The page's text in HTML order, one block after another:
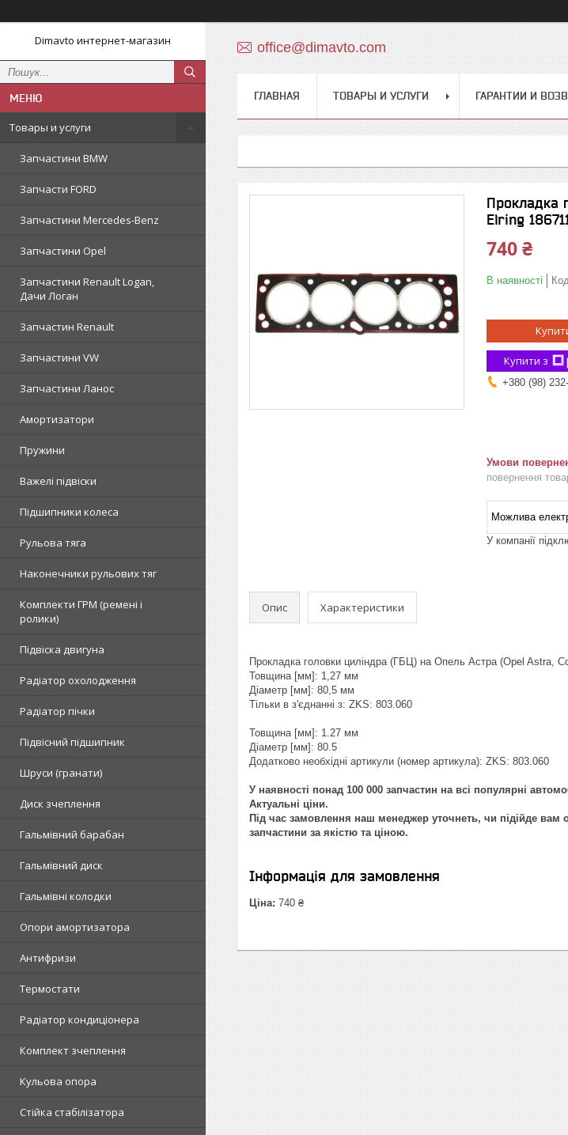
Dimavto интернет-магазин
Товары и услуги
Запчастини BMW
Запчасти FORD
Запчастини Mercedes-Benz
Запчастини Opel
Запчастини Renault Logan,
Дачи Логан
Запчастин Renault
Запчастини VW
Запчастини Ланос
Амортизатори
Пружини
Важелі підвіски
Підшипники колеса
Рульова тяга
Наконечники рульових тяг
Комплекти ГРМ (ремені і
ролики)
Підвіска двигуна
Радіатор охолодження
Радіатор пічки
Підвісний підшипник
Шруси (гранати)
Диск зчеплення
Гальмівний барабан
Гальмівний диск
Гальмівні колодки
Опори амортизатора
Антифризи
Термостати
Радіатор кондиціонера
Комплект зчеплення
Кульова опора
Стійка стабілізатора
office@dimavto.com
ГЛАВНАЯ ТОВАРЫ И УСЛУГИ ГАРАНТИИ И
Прокладка
Elring
740 ₴
В наявності
Купити з
+380 (98)
повернення
У компанії
Опис Характеристики
Прокладка головки циліндра (ГБЦ) на Опель Астра (Opel Astra,
Товщина [мм]: 1,27 мм
Діаметр [мм]: 80,5 мм
Тільки в з'єднанні з: ZKS: 803.060
Товщина [мм]: 1.27 мм
Діаметр [мм]: 80.5
Додатково необхідні артикули (номер артикула): ZKS: 803.060
У наявності понад 100 000 запчастин на всі популярні
Актуальні ціни.
Під час замовлення наш менеджер уточнеть, чи підійде вам
запчастини за якістю та ціною.
Інформація для замовлення
Ціна: 740 ₴